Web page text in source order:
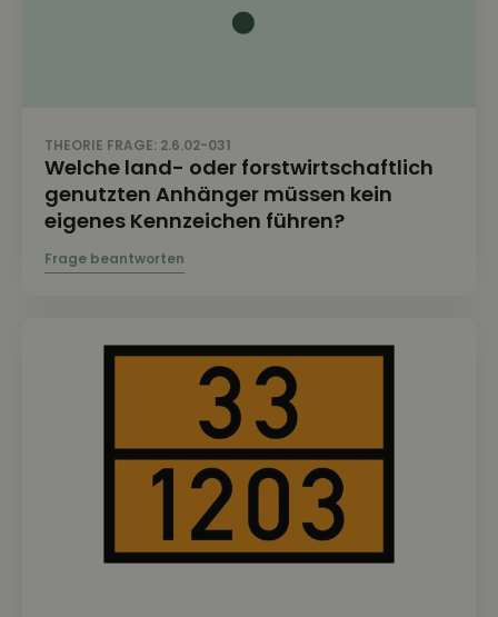
THEORIE FRAGE: 2.6.02-031
Welche land- oder forstwirtschaftlich
genutzten Anhänger müssen kein
eigenes Kennzeichen führen?